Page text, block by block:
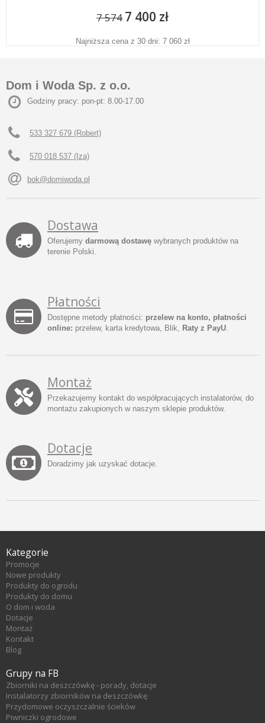
7 574 7 400 zł
Najniższa cena z 30 dni: 7 060 zł
Dom i Woda Sp. z o.o.
Godziny pracy: pon-pt: 8.00-17.00
533 327 679 (Robert)
570 018 537 (Iza)
bok@domiwoda.pl
Dostawa
Oferujemy darmową dostawę wybranych produktów na
terenie Polski.
Płatności
Dostępne metody płatności: przelew na konto, płatności
online: przelew, karta kredytowa, Blik, Raty z PayU.
Montaż
Przekazujemy kontakt do współpracujących instalatorów, do
montażu zakupionych w naszym sklepie produktów.
Dotacje
Doradzimy jak uzyskać dotacje.
Kategorie
Promocje
Nowe produkty
Produkty do ogrodu
Produkty do domu
O dom i woda
Dotacje
Montaż
Kontakt
Blog
Grupy na FB
Zbiorniki na deszczówkę - porady, dotacje
Instalatorzy zbiorników na deszczówkę
Przydomowe oczyszczalnie ścieków
Piwniczki ogrodowe